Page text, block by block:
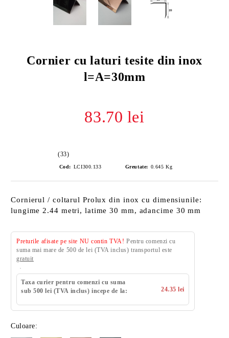
Cornier cu laturi tesite din inox
l=A=30mm
83.70 lei
(33)
Cod: LCI300.133 Greutate: 0.645 Kg
Cornierul / coltarul Prolux din inox cu dimensiunile:
lungime 2.44 metri, latime 30 mm, adancime 30 mm
Preturile afisate pe site NU contin TVA! Pentru comenzi cu
suma mai mare de 500 de lei (TVA inclus) transportul este
gratuit
Taxa curier pentru comenzi cu suma
sub 500 lei (TVA inclus) incepe de la:
24.35 lei
Culoare: